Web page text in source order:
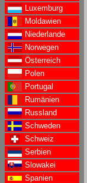
Luxemburg
Moldawien
Niederlande
Norwegen
Österreich
Polen
Portugal
Rumänien
Russland
Schweden
Schweiz
Serbien
Slowakei
Spanien